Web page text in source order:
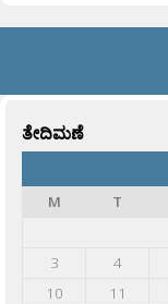
ತೇದಿಮಣೆ
M
T
3
4
10
11